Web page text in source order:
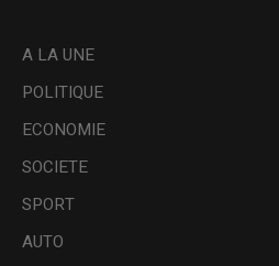
A LA UNE
POLITIQUE
ECONOMIE
SOCIETE
SPORT
AUTO